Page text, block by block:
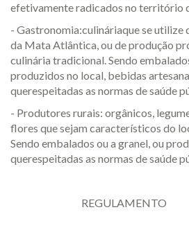
efetivamente radicados no território
- Gastronomia:culináriaque se utilize
da Mata Atlântica, ou de produção
culinária tradicional. Sendo
produzidos no local, bebidas
querespeitadas as normas de saúde
- Produtores rurais: orgânicos,
flores que sejam característicos do
Sendo embalados ou a granel, ou
querespeitadas as normas de saúde
REGULAMENTO